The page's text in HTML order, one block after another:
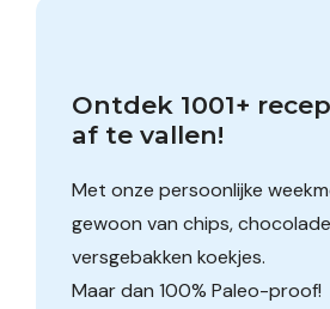
Ontdek 1001+
af te vallen!
Met onze persoonlijke
gewoon van chips,
versgebakken koekjes.
Maar dan 100% Paleo-proof!